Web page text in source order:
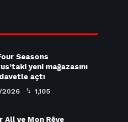
Seasons
yeni mağazasını
açtı
1,105
All ve Mon Rêve